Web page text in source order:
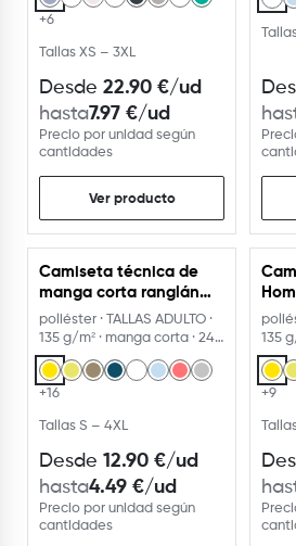
+6
Tallas XS – 3XL
Desde 22.90 €/ud
hasta7.97 €/ud
Precio por unidad según
cantidades
Ver producto
Camiseta técnica de
manga corta ranglán
135
poliéster · TALLAS ADULTO ·
135 g/m² · manga corta · 24
colores
+16
Tallas S – 4XL
Desde 12.90 €/ud
hasta4.49 €/ud
Precio por unidad según
cantidades
de
135
+9